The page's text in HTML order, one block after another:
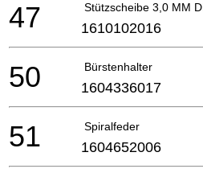
Stützscheibe 3,0 MM
47 1610102016
Bürstenhalter
50 1604336017
Spiralfeder
51 1604652006